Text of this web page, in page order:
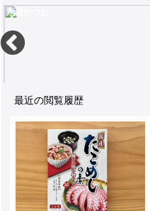
980
糸目かつお
680
最近の閲覧履歴